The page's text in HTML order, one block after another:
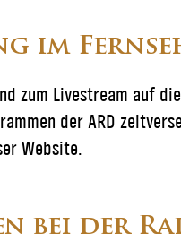
im
zum Livestream auf
der ARD
Website.
bei der